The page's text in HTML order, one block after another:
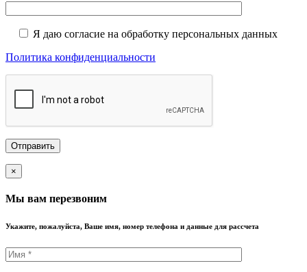
Я даю согласие на обработку персональных данных
Политика конфиденциальности
×
Мы вам перезвоним
Укажите, пожалуйста, Ваше имя, номер телефона и данные для рассчета